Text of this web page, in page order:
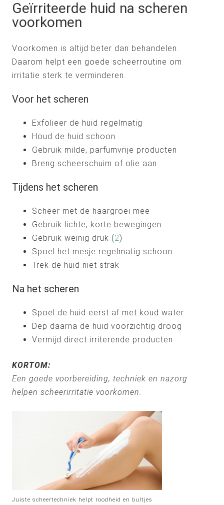
Geïrriteerde huid na scheren
voorkomen
Voorkomen is altijd beter dan behandelen.
Daarom helpt een goede scheerroutine om
irritatie sterk te verminderen.
Voor het scheren
Exfolieer de huid regelmatig
Houd de huid schoon
Gebruik milde, parfumvrije producten
Breng scheerschuim of olie aan
Tijdens het scheren
Scheer met de haargroei mee
Gebruik lichte, korte bewegingen
Gebruik weinig druk (2)
Spoel het mesje regelmatig schoon
Trek de huid niet strak
Na het scheren
Spoel de huid eerst af met koud water
Dep daarna de huid voorzichtig droog
Vermijd direct irriterende producten
KORTOM:
Een goede voorbereiding, techniek en nazorg
helpen scheerirritatie voorkomen.
Juiste scheertechniek helpt roodheid en bultjes